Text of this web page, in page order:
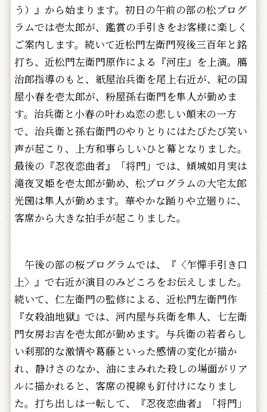
う）』から始まります。初日の午前の部の松プログ
ラムでは壱太郎が、鑑賞の手引きをお客様に楽しく
ご案内します。続いて近松門左衛門歿後三百年と銘
打ち、近松門左衛門原作による『河庄』を上演。鴈
治郎指導のもと、紙屋治兵衛を尾上右近が、紀の国
屋小春を壱太郎が、粉屋孫右衛門を隼人が勤めま
す。治兵衛と小春の叶わぬ恋の悲しい顛末の一方
で、治兵衛と孫右衛門のやりとりにはたびたび笑い
声が起こり、上方和事らしいひと幕となりました。
最後の『忍夜恋曲者』「将門」では、傾城如月実は
滝夜叉姫を壱太郎が勤め、松プログラムの大宅太郎
光圀は隼人が勤めます。華やかな踊りや立廻りに、
客席から大きな拍手が起こりました。
午後の部の桜プログラムでは、『〈乍憚手引き口
上〉』で右近が演目のみどころをお伝えしました。
続いて、仁左衛門の監修による、近松門左衛門作
『女殺油地獄』では、河内屋与兵衛を隼人、七左衛
門女房お吉を壱太郎が勤めます。与兵衛の若者らし
い刹那的な激情や葛藤といった感情の変化が描か
れ、静けさのなか、油にまみれた殺しの場面がリア
ルに描かれると、客席の視線も釘付けになりまし
た。打ち出しは一転して、『忍夜恋曲者』「将門」